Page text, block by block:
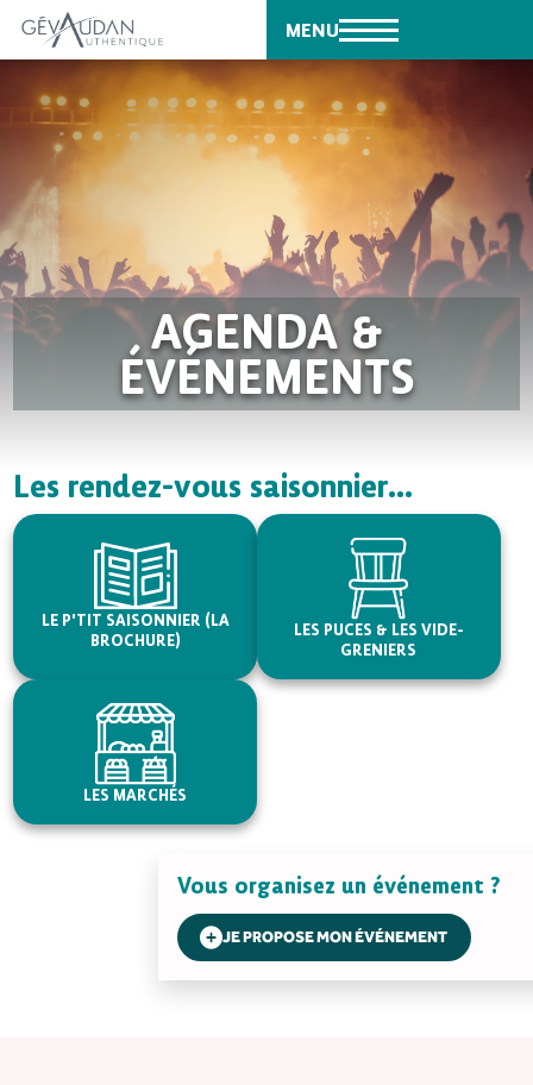
MENU
AGENDA &
ÉVÉNEMENTS
Les rendez-vous saisonnier...
LE P'TIT SAISONNIER (LA
BROCHURE)
LES PUCES & LES VIDE-
GRENIERS
LES MARCHÉS
Vous organisez un événement ?
JE PROPOSE MON ÉVÉNEMENT